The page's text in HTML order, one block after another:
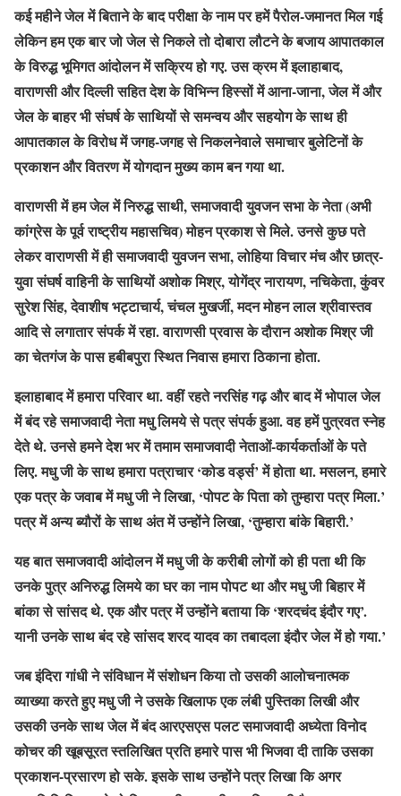
कई महीने जेल में बिताने के बाद परीक्षा के नाम पर हमें पैरोल-जमानत मिल गई
लेकिन हम एक बार जो जेल से निकले तो दोबारा लौटने के बजाय आपातकाल
के विरुद्ध भूमिगत आंदोलन में सक्रिय हो गए. उस क्रम में इलाहाबाद,
वाराणसी और दिल्ली सहित देश के विभिन्न हिस्सों में आना-जाना, जेल में और
जेल के बाहर भी संघर्ष के साथियों से समन्वय और सहयोग के साथ ही
आपातकाल के विरोध में जगह-जगह से निकलनेवाले समाचार बुलेटिनों के
प्रकाशन और वितरण में योगदान मुख्य काम बन गया था.
वाराणसी में हम जेल में निरुद्ध साथी, समाजवादी युवजन सभा के नेता (अभी
कांग्रेस के पूर्व राष्ट्रीय महासचिव) मोहन प्रकाश से मिले. उनसे कुछ पते
लेकर वाराणसी में ही समाजवादी युवजन सभा, लोहिया विचार मंच और छात्र-
युवा संघर्ष वाहिनी के साथियों अशोक मिश्र, योगेंद्र नारायण, नचिकेता, कुंवर
सुरेश सिंह, देवाशीष भट्टाचार्य, चंचल मुखर्जी, मदन मोहन लाल श्रीवास्तव
आदि से लगातार संपर्क में रहा. वाराणसी प्रवास के दौरान अशोक मिश्र जी
का चेतगंज के पास हबीबपुरा स्थित निवास हमारा ठिकाना होता.
इलाहाबाद में हमारा परिवार था. वहीं रहते नरसिंह गढ़ और बाद में भोपाल जेल
में बंद रहे समाजवादी नेता मधु लिमये से पत्र संपर्क हुआ. वह हमें पुत्रवत स्नेह
देते थे. उनसे हमने देश भर में तमाम समाजवादी नेताओं-कार्यकर्ताओं के पते
लिए. मधु जी के साथ हमारा पत्राचार ‘कोड वर्ड्स’ में होता था. मसलन, हमारे
एक पत्र के जवाब में मधु जी ने लिखा, ‘पोपट के पिता को तुम्हारा पत्र मिला.’
पत्र में अन्य ब्यौरों के साथ अंत में उन्होंने लिखा, ‘तुम्हारा बांके बिहारी.’
यह बात समाजवादी आंदोलन में मधु जी के करीबी लोगों को ही पता थी कि
उनके पुत्र अनिरुद्ध लिमये का घर का नाम पोपट था और मधु जी बिहार में
बांका से सांसद थे. एक और पत्र में उन्होंने बताया कि ‘शरदचंद इंदौर गए’.
यानी उनके साथ बंद रहे सांसद शरद यादव का तबादला इंदौर जेल में हो गया.’
जब इंदिरा गांधी ने संविधान में संशोधन किया तो उसकी आलोचनात्मक
व्याख्या करते हुए मधु जी ने उसके खिलाफ एक लंबी पुस्तिका लिखी और
उसकी उनके साथ जेल में बंद आरएसएस पलट समाजवादी अध्येता विनोद
कोचर की खूबसूरत स्तलिखित प्रति हमारे पास भी भिजवा दी ताकि उसका
प्रकाशन-प्रसारण हो सके. इसके साथ उन्होंने पत्र लिखा कि अगर